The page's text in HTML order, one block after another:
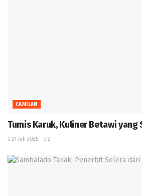
CAMILAN
Tumis Karuk, Kuliner Betawi yang
21 Juli 2025 2